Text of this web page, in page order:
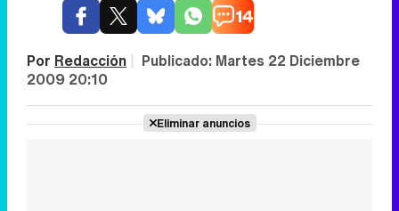
14
Por Redacción | Publicado: Martes 22 Diciembre
2009 20:10
Eliminar anuncios